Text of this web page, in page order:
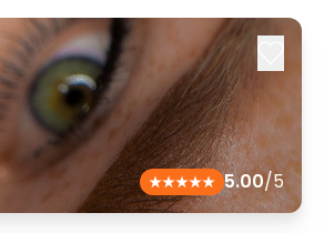
5.00/5